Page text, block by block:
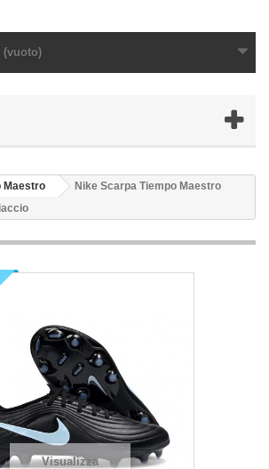
(vuoto)
Maestro
Nike Scarpa Tiempo Maestro
Visualizza